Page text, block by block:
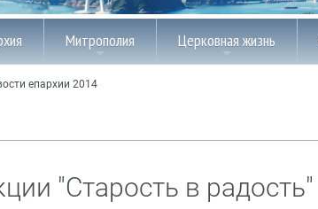
Митрополия Церковная жизнь
епархии 2014
"Старость в радость"